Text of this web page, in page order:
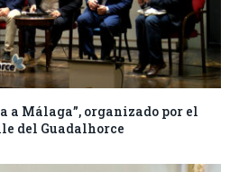
a Málaga”, organizado por el
del Guadalhorce